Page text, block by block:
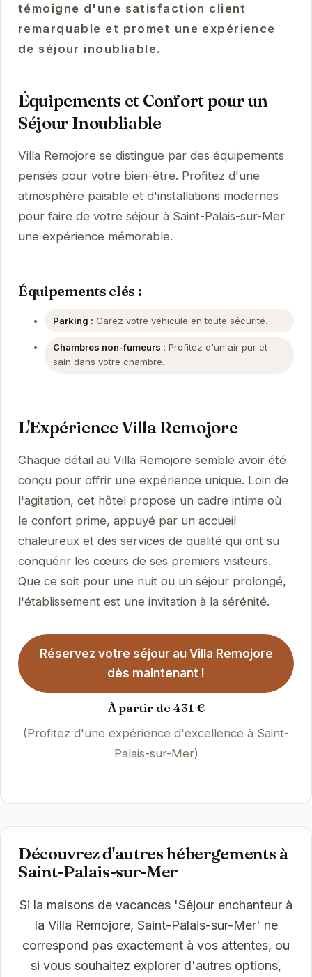
témoigne d'une satisfaction client
remarquable et promet une expérience
de séjour inoubliable.
Équipements et Confort pour un
Séjour Inoubliable
Villa Remojore se distingue par des équipements
pensés pour votre bien-être. Profitez d'une
atmosphère paisible et d'installations modernes
pour faire de votre séjour à Saint-Palais-sur-Mer
une expérience mémorable.
Équipements clés :
Parking : Garez votre véhicule en toute sécurité.
Chambres non-fumeurs : Profitez d'un air pur et
sain dans votre chambre.
L'Expérience Villa Remojore
Chaque détail au Villa Remojore semble avoir été
conçu pour offrir une expérience unique. Loin de
l'agitation, cet hôtel propose un cadre intime où
le confort prime, appuyé par un accueil
chaleureux et des services de qualité qui ont su
conquérir les cœurs de ses premiers visiteurs.
Que ce soit pour une nuit ou un séjour prolongé,
l'établissement est une invitation à la sérénité.
Réservez votre séjour au Villa Remojore
dès maintenant !
À partir de 431 €
(Profitez d'une expérience d'excellence à Saint-
Palais-sur-Mer)
Découvrez d'autres hébergements à
Saint-Palais-sur-Mer
Si la maisons de vacances 'Séjour enchanteur à
la Villa Remojore, Saint-Palais-sur-Mer' ne
correspond pas exactement à vos attentes, ou
si vous souhaitez explorer d'autres options,